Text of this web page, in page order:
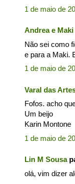
1 de maio de
Andrea e Maki
Não sei como
e para a Maki.
1 de maio de
Varal das
Fofos. acho
Um beijo
Karin Montone
1 de maio de
Lin M Sousa
olá, vim dizer